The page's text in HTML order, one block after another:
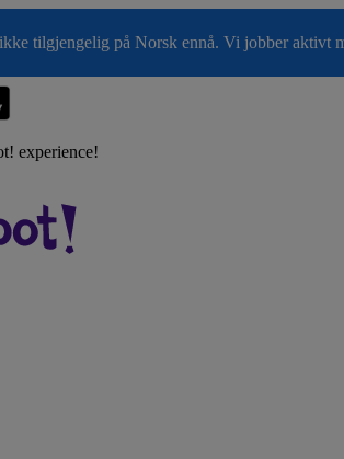
tilgjengelig på Norsk ennå. Vi jobber aktivt
experience!